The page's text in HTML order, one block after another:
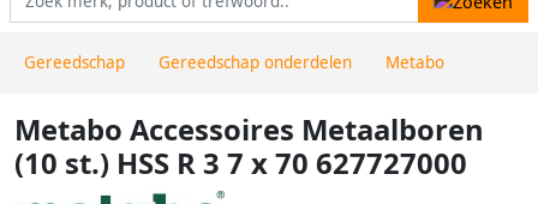
Gereedschap Gereedschap onderdelen Metabo
Metabo Accessoires Metaalboren
(10 st.) HSS R 3 7 x 70 627727000